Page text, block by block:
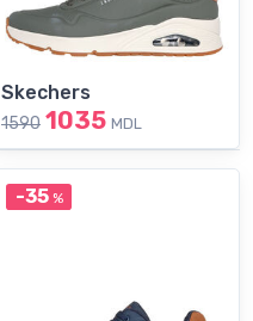
Skechers
1590 1035 MDL
-35%